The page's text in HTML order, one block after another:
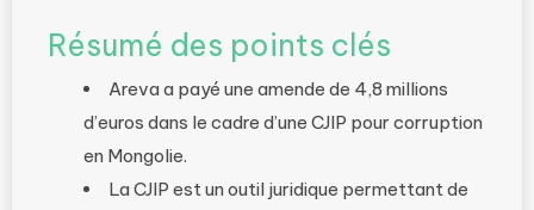
Résumé des points clés
Areva a payé une amende de 4,8 millions
d’euros dans le cadre d’une CJIP pour corruption
en Mongolie.
La CJIP est un outil juridique permettant de